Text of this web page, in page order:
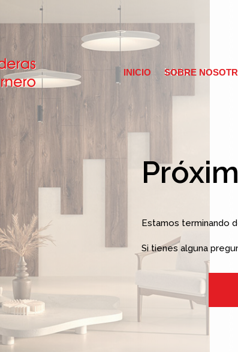
INICIO SOBRE
Estamos terminando
Si tienes alguna
Inicio Sobre